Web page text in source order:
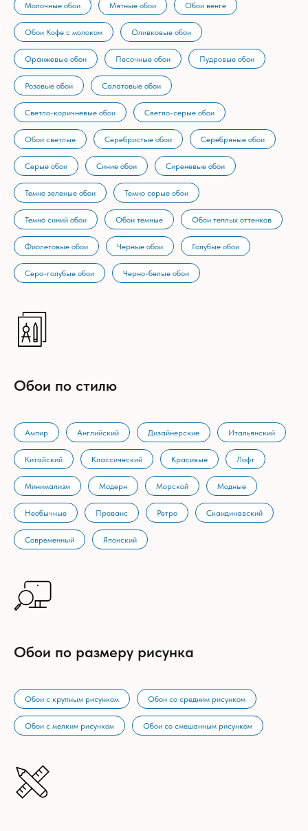
Молочные обои Мятные обои Обои венге
Обои Кофе с молоком Оливковые обои
Оранжевые обои Песочные обои Пудровые обои
Розовые обои Салатовые обои
Светло-коричневые обои Светло-серые обои
Обои светлые Серебристые обои Серебряные обои
Серые обои Синие обои Сиреневые обои
Темно зеленые обои Темно серые обои
Темно синий обои Обои темные Обои теплых оттенков
Фиолетовые обои Черные обои Голубые обои
Серо-голубые обои Черно-белые обои
Обои по стилю
Ампир Английский Дизайнерские Итальянский
Китайский Классический Красивые Лофт
Минимализм Модерн Морской Модные
Необычные Прованс Ретро Скандинавский
Современный Японский
Обои по размеру рисунка
Обои с крупным рисунком Обои со средним рисунком
Обои с мелким рисунком Обои со смешанным рисунком